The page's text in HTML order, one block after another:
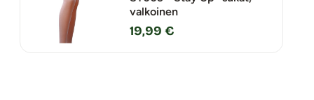
valkoinen
19,99 €